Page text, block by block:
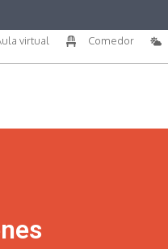
virtual Comedor